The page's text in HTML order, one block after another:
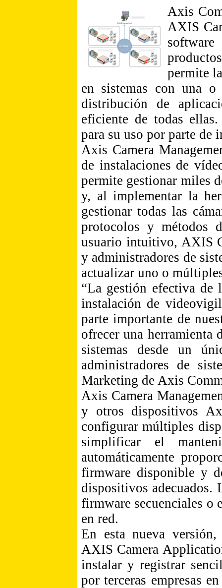
Axis
AXIS
permite
en sistemas con una
distribución de
eficiente de todas ellas.
para su uso por parte de
Axis Camera
de instalaciones de
permite gestionar miles
y, al implementar la
gestionar todas las
protocolos y métodos
usuario intuitivo, AXIS
y administradores de
actualizar uno o
“La gestión efectiva de
instalación de
parte importante de
ofrecer una herramienta
sistemas desde un
administradores de
Marketing de Axis
Axis Camera
y otros dispositivos
configurar múltiples
simplificar el
automáticamente
firmware disponible y
dispositivos adecuados.
firmware secuenciales o
en red.
En esta nueva
AXIS Camera
instalar y registrar
por terceras empresas